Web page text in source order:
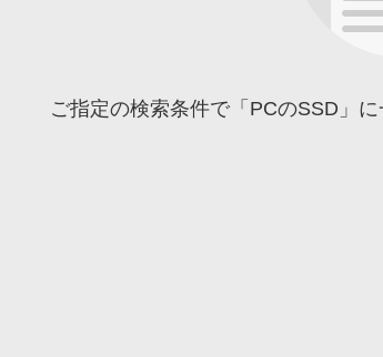
ご指定の検索条件で「PCのSSD」